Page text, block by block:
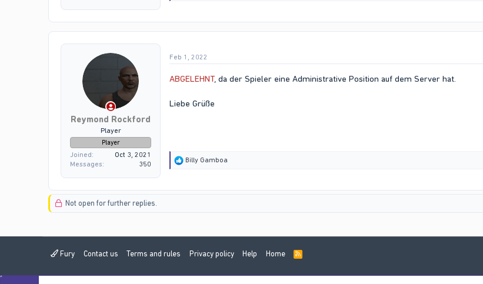
n
s
:
Reymond Rockford
Player
Player
Joined
Oct 3, 2021
Messages
350
Feb 1, 2022
ABGELEHNT, da der Spieler eine Administrative Position auf dem Server hat.
Liebe Grüße
R
s
Billy Gamboa
Not open for further replies.
Fury Contact us Terms and rules Privacy policy Help Home
R